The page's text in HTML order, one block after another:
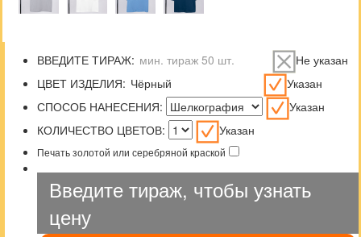
ВВЕДИТЕ ТИРАЖ:
Не указан
ЦВЕТ ИЗДЕЛИЯ:
Указан
СПОСОБ НАНЕСЕНИЯ:
Указан
КОЛИЧЕСТВО ЦВЕТОВ:
Указан
Печать золотой или серебряной краской
Введите тираж, чтобы узнать
цену